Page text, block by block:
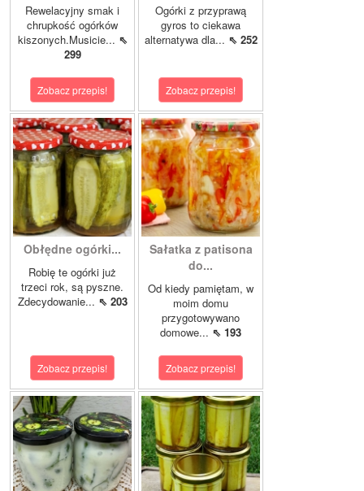
Rewelacyjny smak i
chrupkość ogórków
kiszonych.Musicie... ⇖
299
Zobacz przepis!
Ogórki z przyprawą
gyros to ciekawa
alternatywa dla... ⇖ 252
Zobacz przepis!
Obłędne ogórki...
Robię te ogórki już
trzeci rok, są pyszne.
Zdecydowanie... ⇖ 203
Zobacz przepis!
Sałatka z patisona
do...
Od kiedy pamiętam, w
moim domu
przygotowywano
domowe... ⇖ 193
Zobacz przepis!